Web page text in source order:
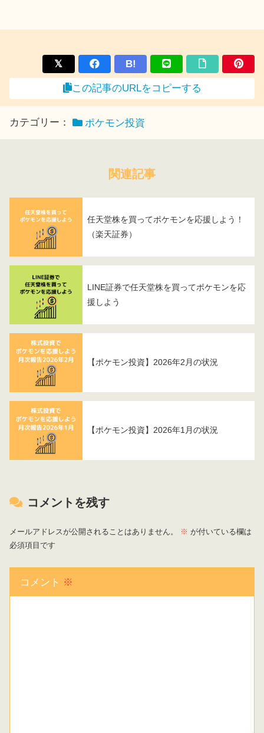
B!
この記事のURLをコピーする
カテゴリー： ポケモン投資
関連記事
任天堂株を買ってポケモンを応援しよう！
（楽天証券）
LINE証券で任天堂株を買ってポケモンを応
援しよう
【ポケモン投資】2026年2月の状況
【ポケモン投資】2026年1月の状況
コメントを残す
メールアドレスが公開されることはありません。 ※ が付いている欄は
必須項目です
コメント ※